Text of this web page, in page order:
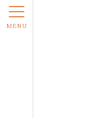
MENU